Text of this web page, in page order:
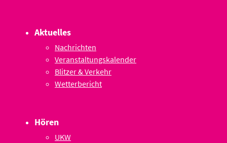
Aktuelles
Nachrichten
Veranstaltungskalender
Blitzer & Verkehr
Wetterbericht
Hören
UKW